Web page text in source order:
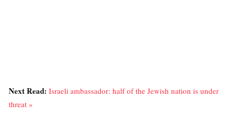
Next Read: Israeli ambassador: half of the Jewish nation is under
threat »